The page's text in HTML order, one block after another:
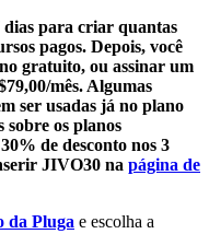
dias para criar quantas
pagos. Depois, você
gratuito, ou assinar um
mês. Algumas
ser usadas já no plano
sobre os planos
de desconto nos 3
JIVO30 na página de
da Pluga e escolha a